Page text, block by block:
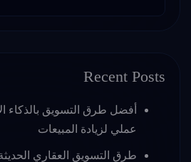
Recent Posts
أفضل طرق التسويق بالذكاء
عملي لزيادة المبيعات
طرق التسويق العقاري